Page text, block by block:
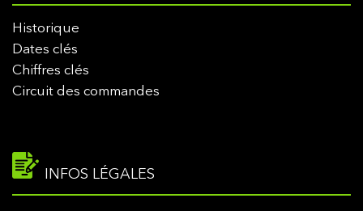
Historique
Dates clés
Chiffres clés
Circuit des commandes
INFOS LÉGALES